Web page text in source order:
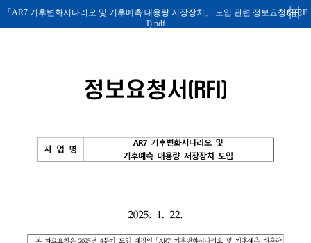
「AR7 기후변화시나리오 및 기후예측 대용량 저장장치」 도입 관련 정보요청서(RF
I).pdf